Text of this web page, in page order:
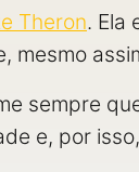
Theron. Ela
mesmo
sempre
e, por